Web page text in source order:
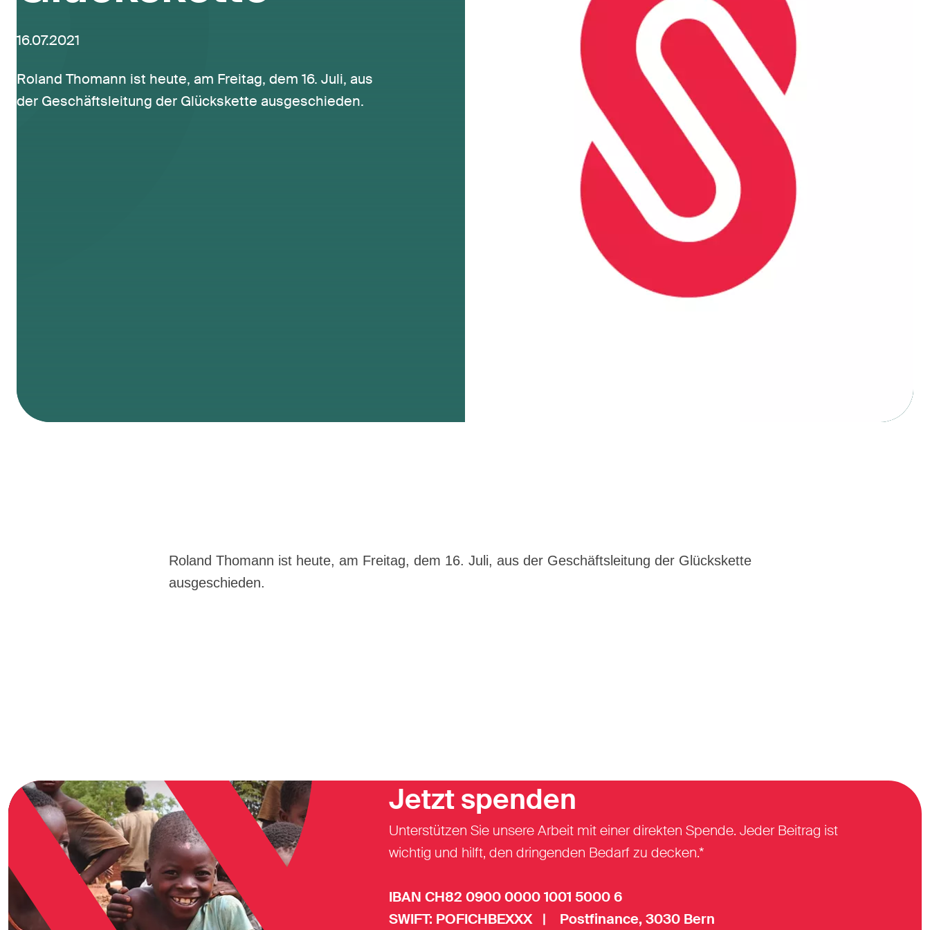
16.07.2021
Roland Thomann ist heute, am Freitag, dem 16. Juli, aus
der Geschäftsleitung der Glückskette ausgeschieden.
Roland Thomann ist heute, am Freitag, dem 16. Juli, aus der Geschäftsleitung der Glückskette
ausgeschieden.
Jetzt spenden
Unterstützen Sie unsere Arbeit mit einer direkten Spende. Jeder Beitrag ist
wichtig und hilft, den dringenden Bedarf zu decken.*
IBAN CH82 0900 0000 1001 5000 6
SWIFT: POFICHBEXXX | Postfinance, 3030 Bern